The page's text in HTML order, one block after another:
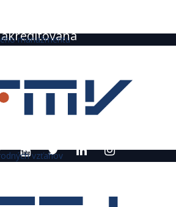
manažmentu
vzťahov
akreditovaná
iných materiálov je dovolené výhradne len s povolením